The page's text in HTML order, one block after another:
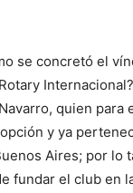
se concretó el
quien para
y ya
Aires; por lo
fundar el club en